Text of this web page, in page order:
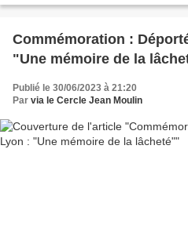
Commémoration :
"Une mémoire de la
Publié le 30/06/2023 à 21:20
Par via le Cercle Jean Moulin